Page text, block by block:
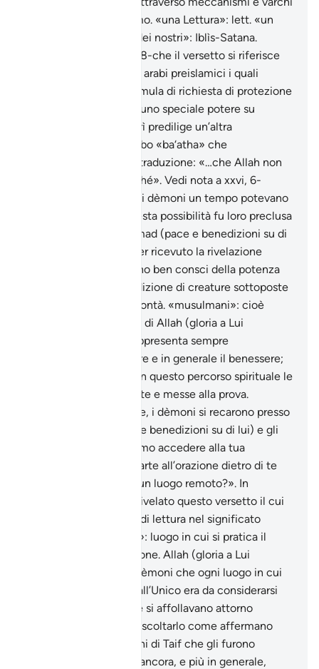
preclusi ai figli di Adamo. «una Lettura»: lett. «un
Corano». «Uno stolto dei nostri»: Iblìs-Satana.
Riferisce Tabarì (xxix,08-che il versetto si riferisce
alla superstizione degli arabi preislamici i quali
pronunciavano una formula di richiesta di protezione
attribuendo ai dèmoni uno speciale potere su
particolari luoghi. Tabarì predilige un’altra
interpretazione del verbo «ba‘atha» che
condurrebbe a questa traduzione: «…che Allah non
avrebbe inviato alcunché». Vedi nota a xxvi, 6-
Secondo la tradizione, i dèmoni un tempo potevano
ascendere al cielo; questa possibilità fu loro preclusa
alla nascita di Muhammad (pace e benedizioni su di
lui). Anche prima di aver ricevuto la rivelazione
coranica, i dèmoni erano ben consci della potenza
divina e della loro condizione di creature sottoposte
comunque alla Sua volontà. «musulmani»: cioè
sottomessi alla volontà di Allah (gloria a Lui
l’Altissimo). L’acqua rappresenta sempre
l’abbondanza alimentare e in generale il benessere;
la Retta via è l’IsIàm e in questo percorso spirituale le
creature saranno tentate e messe alla prova.
Secondo una tradizione, i dèmoni si recarono presso
l’Inviato di Allah (pace e benedizioni su di lui) e gli
dissero: «Come possiamo accedere alla tua
moschea e prendere parte all’orazione dietro di te
quando ci troviamo in un luogo remoto?». In
conseguenza a ciò fu rivelato questo versetto il cui
senso ha la sua chiave di lettura nel significato
letterale del «masàgid»: luogo in cui si pratica il
«sujùd», la prosternazione. Allah (gloria a Lui
l’Altissimo) rispose ai dèmoni che ogni luogo in cui
veniva assolto il culto all’Unico era da considerarsi
moschea. I dèmoni che si affollavano attorno
all’Inviato di Allah per ascoltarlo come affermano
alcuni esegeti o i pagani di Taif che gli furono
materialmente ostili o ancora, e più in generale,